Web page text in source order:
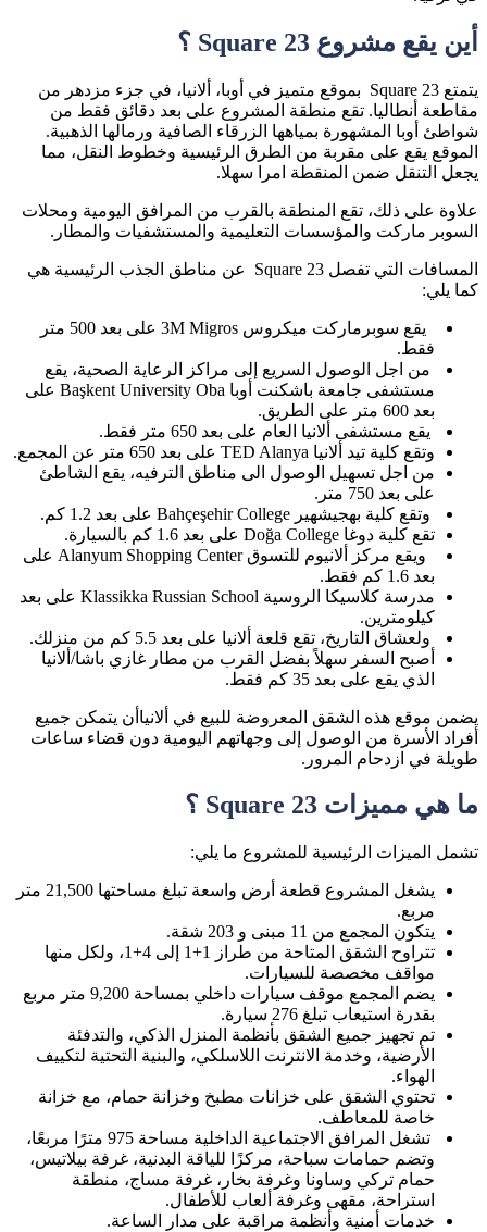
أين يقع مشروع Square 23 ؟
يتمتع Square 23 بموقع متميز في أوبا، ألانيا، في جزء مزدهر من
مقاطعة أنطاليا. تقع منطقة المشروع على بعد دقائق فقط من
شواطئ أوبا المشهورة بمياهها الزرقاء الصافية ورمالها الذهبية.
الموقع يقع على مقربة من الطرق الرئيسية وخطوط النقل، مما
يجعل التنقل ضمن المنقطة امرا سهلا.
علاوة على ذلك، تقع المنطقة بالقرب من المرافق اليومية ومحلات
السوبر ماركت والمؤسسات التعليمية والمستشفيات والمطار.
المسافات التي تفصل Square 23
عن مناطق الجذب الرئيسية هي
كما يلي:
يقع سوبرماركت ميكروس 3 M Migros
على بعد 500 متر
فقط.
من اجل الوصول السريع إلى مراكز الرعاية الصحية، يقع
مستشفى جامعة باشكنت أوبا Başkent University Oba على
بعد 600 متر على الطريق.
يقع مستشفى ألانيا العام على بعد 650 متر فقط.
وتقع كلية تيد ألانيا TED Alanya على بعد 650 متر عن المجمع.
من اجل تسهيل الوصول الى مناطق الترفيه، يقع الشاطئ
على بعد 750 متر.
وتقع كلية بهجيشهير Bahçeşehir College على بعد 1.2 كم.
تقع كلية دوغا Doğa College على بعد 1.6 كم بالسيارة.
ويقع مركز ألانيوم للتسوقAlanyum Shopping Center على
بعد 1.6 كم فقط.
مدرسة كلاسيكا الروسية Klassikka Russian School على بعد
كيلومترين.
ولعشاق التاريخ، تقع قلعة ألانيا على بعد 5.5 كم من منزلك.
أصبح السفر سهلاً بفضل القرب من مطار غازي باشا/ألانيا
الذي يقع على بعد 35 كم فقط.
يضمن موقع هذه الشقق المعروضة للبيع في ألانياأن يتمكن جميع
أفراد الأسرة من الوصول إلى وجهاتهم اليومية دون قضاء ساعات
طويلة في ازدحام المرور.
ما هي مميزات Square 23 ؟
تشمل الميزات الرئيسية للمشروع ما يلي:
يشغل المشروع قطعة أرض واسعة تبلغ مساحتها 21,500 متر
مربع.
يتكون المجمع من 11 مبنى و 203 شقة.
تتراوح الشقق المتاحة من طراز 1+1 إلى 4+1، ولكل منها
مواقف مخصصة للسيارات.
يضم المجمع موقف سيارات داخلي بمساحة 9,200 متر مربع
بقدرة استيعاب تبلغ 276 سيارة.
تم تجهيز جميع الشقق بأنظمة المنزل الذكي، والتدفئة
الأرضية، وخدمة الانترنت اللاسلكي، والبنية التحتية لتكييف
الهواء.
تحتوي الشقق على خزانات مطبخ وخزانة حمام، مع خزانة
خاصة للمعاطف.
تشغل المرافق الاجتماعية الداخلية مساحة 975 مترًا مربعًا،
وتضم حمامات سباحة، مركزًا للياقة البدنية، غرفة بيلاتيس،
حمام تركي وساونا وغرفة بخار، غرفة مساج، منطقة
استراحة، مقهى وغرفة ألعاب للأطفال.
خدمات أمنية وأنظمة مراقبة على مدار الساعة.